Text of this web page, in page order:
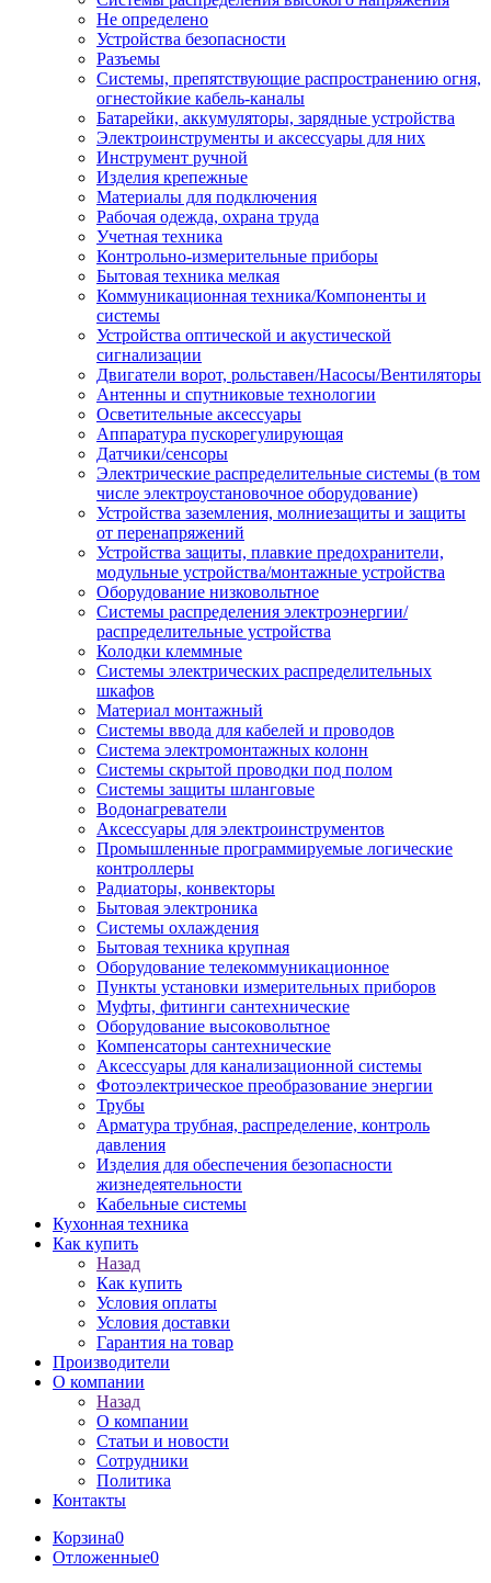
Не определено
Устройства безопасности
Разъемы
Системы, препятствующие распространению огня,
огнестойкие кабель-каналы
Батарейки, аккумуляторы, зарядные устройства
Электроинструменты и аксессуары для них
Инструмент ручной
Изделия крепежные
Материалы для подключения
Рабочая одежда, охрана труда
Учетная техника
Контрольно-измерительные приборы
Бытовая техника мелкая
Коммуникационная техника/Компоненты и
системы
Устройства оптической и акустической
сигнализации
Двигатели ворот, рольставен/Насосы/Вентиляторы
Антенны и спутниковые технологии
Осветительные аксессуары
Аппаратура пускорегулирующая
Датчики/сенсоры
Электрические распределительные системы (в том
числе электроустановочное оборудование)
Устройства заземления, молниезащиты и защиты
от перенапряжений
Устройства защиты, плавкие предохранители,
модульные устройства/монтажные устройства
Оборудование низковольтное
Системы распределения электроэнергии/
распределительные устройства
Колодки клеммные
Системы электрических распределительных
шкафов
Материал монтажный
Системы ввода для кабелей и проводов
Система электромонтажных колонн
Системы скрытой проводки под полом
Системы защиты шланговые
Водонагреватели
Аксессуары для электроинструментов
Промышленные программируемые логические
контроллеры
Радиаторы, конвекторы
Бытовая электроника
Системы охлаждения
Бытовая техника крупная
Оборудование телекоммуникационное
Пункты установки измерительных приборов
Муфты, фитинги сантехнические
Оборудование высоковольтное
Компенсаторы сантехнические
Аксессуары для канализационной системы
Фотоэлектрическое преобразование энергии
Трубы
Арматура трубная, распределение, контроль
давления
Изделия для обеспечения безопасности
жизнедеятельности
Кабельные системы
Кухонная техника
Как купить
Назад
Как купить
Условия оплаты
Условия доставки
Гарантия на товар
Производители
О компании
Назад
О компании
Статьи и новости
Сотрудники
Политика
Контакты
Корзина0
Отложенные0